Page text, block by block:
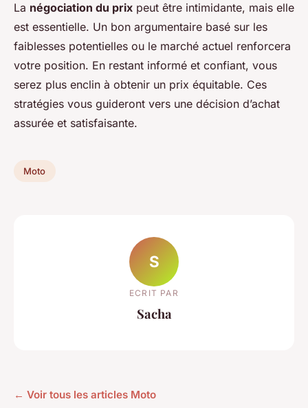
La négociation du prix peut être intimidante, mais elle
est essentielle. Un bon argumentaire basé sur les
faiblesses potentielles ou le marché actuel renforcera
votre position. En restant informé et confiant, vous
serez plus enclin à obtenir un prix équitable. Ces
stratégies vous guideront vers une décision d’achat
assurée et satisfaisante.
Moto
S
ECRIT PAR
Sacha
← Voir tous les articles Moto